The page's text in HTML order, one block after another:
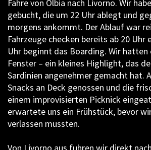
Fähre von Olbia nach Livorno. Wir
gebucht, die um 22 Uhr ablegt und
morgens ankommt. Der Ablauf war
Fahrzeuge checken bereits ab 20 Uhr
Uhr beginnt das Boarding. Wir hatten
Fenster – ein kleines Highlight, das
Sardinien angenehmer gemacht hat.
Snacks an Deck genossen und die
einem improvisierten Picknick
erwartete uns ein Frühstück, bevor
verlassen mussten.
Von Livorno aus fuhren wir direkt